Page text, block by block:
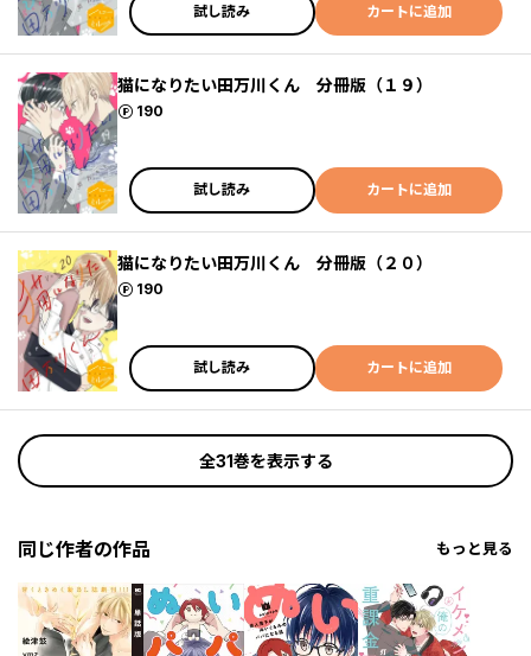
試し読み カートに追加
猫になりたい田万川くん 分冊版（１９）
190
ポイント
試し読み カートに追加
猫になりたい田万川くん 分冊版（２０）
190
ポイント
試し読み カートに追加
全31巻を表示する
同じ作者の作品 もっと見る